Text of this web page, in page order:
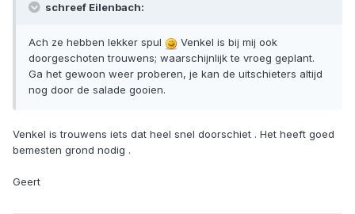
schreef Eilenbach:
Ach ze hebben lekker spul
Venkel is bij mij ook
doorgeschoten trouwens; waarschijnlijk te vroeg geplant.
Ga het gewoon weer proberen, je kan de uitschieters altijd
nog door de salade gooien.
Venkel is trouwens iets dat heel snel doorschiet . Het heeft goed
bemesten grond nodig .
Geert